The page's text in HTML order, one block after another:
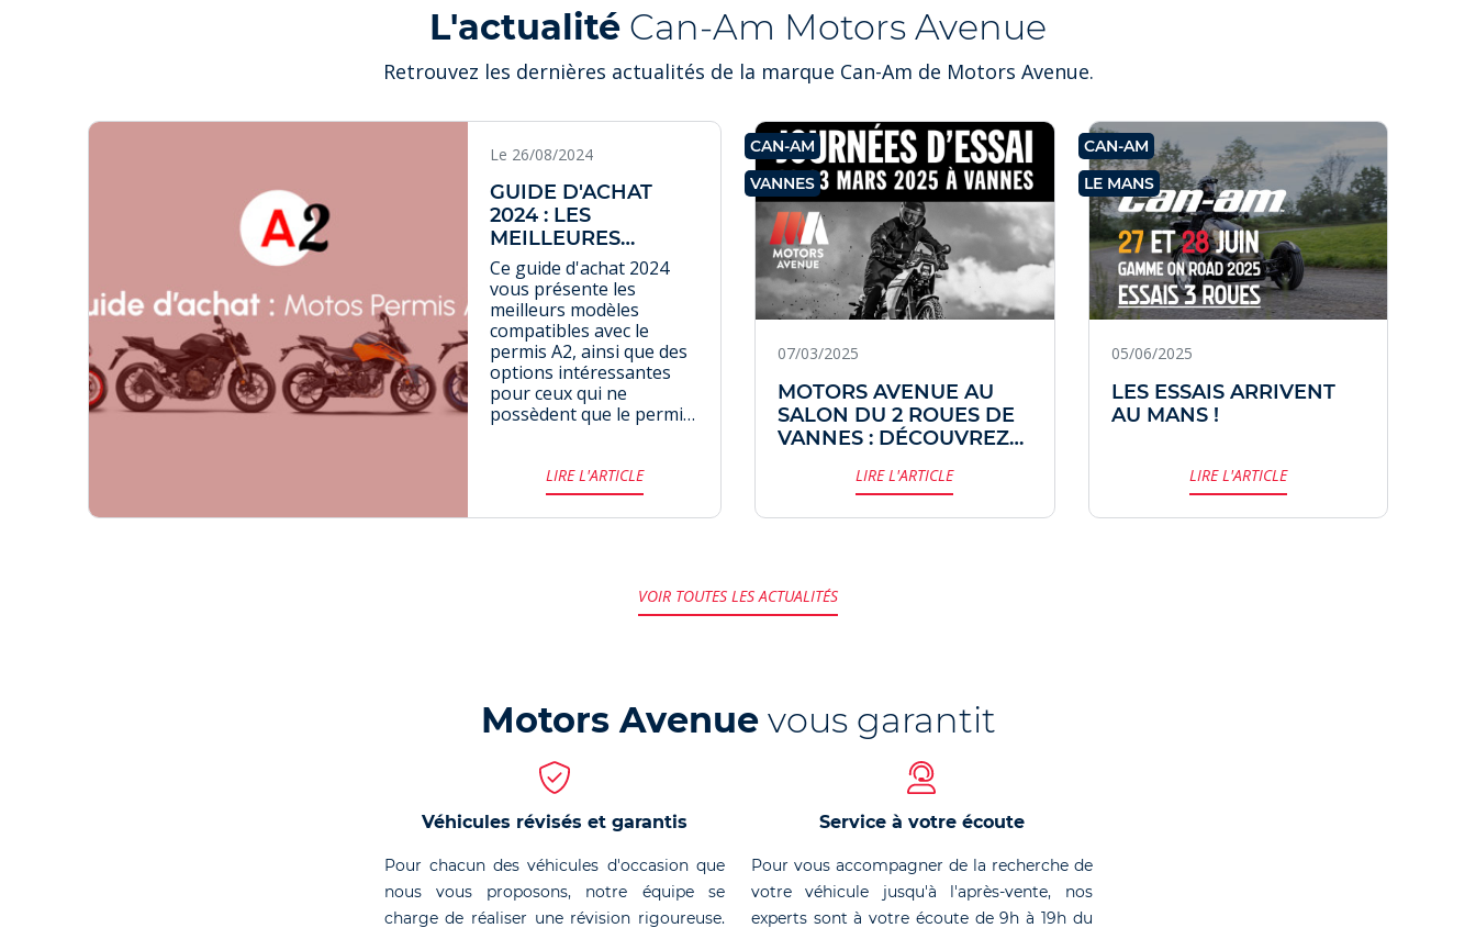
L'actualité Can-Am Motors Avenue
Retrouvez les dernières actualités de la marque Can-Am de Motors Avenue.
Le 26/08/2024
GUIDE D'ACHAT
2024 : LES
MEILLEURES
MOTOS POUR LE
PERMIS A2
Ce guide d'achat 2024
vous présente les
meilleurs modèles
compatibles avec le
permis A2, ainsi que des
options intéressantes
pour ceux qui ne
possèdent que le permis
adaptés à vos besoins,
classés par marque et
type, pour faire le
LIRE L'ARTICLE
CAN-AM
VANNES
07/03/2025
MOTORS AVENUE AU
SALON DU 2 ROUES DE
VANNES : DÉCOUVREZ
NOUVEAUTÉS CAN-AM !
LIRE L'ARTICLE
CAN-AM
LE MANS
05/06/2025
LES ESSAIS ARRIVENT
AU MANS !
LIRE L'ARTICLE
VOIR TOUTES LES ACTUALITÉS
Motors Avenuevous garantit
Véhicules révisés et garantis
Pour chacun des véhicules d'occasion que
nous vous proposons, notre équipe se
charge de réaliser une révision rigoureuse.
Service à votre écoute
Pour vous accompagner de la recherche de
votre véhicule jusqu'à l'après-vente, nos
experts sont à votre écoute de 9h à 19h du